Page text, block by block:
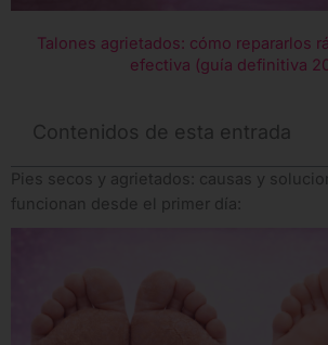
Talones agrietados: cómo repararlos
efectiva (guía definitiva
Contenidos de esta entrada
Pies secos y agrietados: causas y
funcionan desde el primer día: